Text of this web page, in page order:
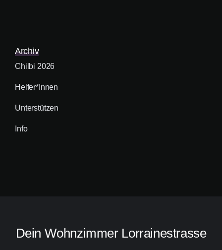
Archiv
Chilbi 2026
Helfer*innen
Unterstützen
Info
Dein Wohnzimmer Lorrainestrasse